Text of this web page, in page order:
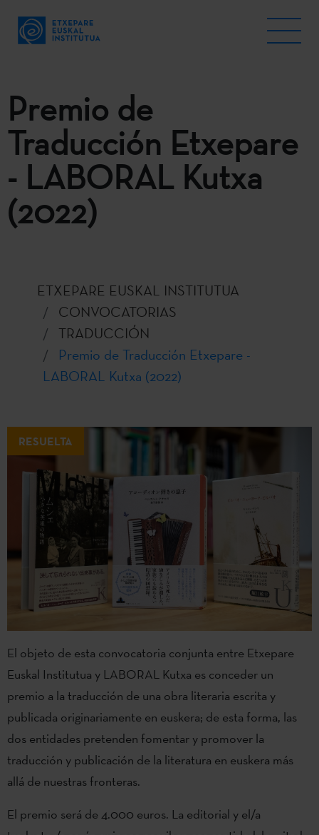
Premio de
Traducción Etxepare
- LABORAL Kutxa
(2022)
ETXEPARE EUSKAL INSTITUTUA
CONVOCATORIAS
TRADUCCIÓN
Premio de Traducción Etxepare -
LABORAL Kutxa (2022)
RESUELTA
El objeto de esta convocatoria conjunta entre Etxepare
Euskal Institutua y LABORAL Kutxa es conceder un
premio a la traducción de una obra literaria escrita y
publicada originariamente en euskera; de esta forma, las
dos entidades pretenden fomentar y promover la
traducción y publicación de la literatura en euskera más
allá de nuestras fronteras.
El premio será de 4.000 euros. La editorial y el/a